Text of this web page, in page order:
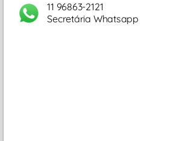
11 96863-2121
Secretária Whatsapp